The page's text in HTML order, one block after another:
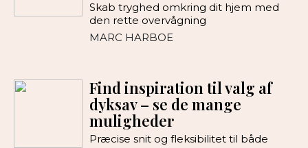
Skab tryghed omkring dit hjem med
den rette overvågning
MARC HARBOE
Find inspiration til valg af
dyksav – se de mange
muligheder
Præcise snit og fleksibilitet til både